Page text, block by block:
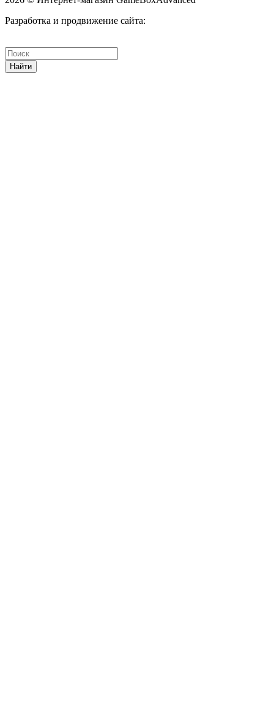
Разработка и продвижение сайта:
Найти